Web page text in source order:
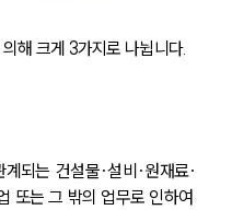
해 크게 3가지로 나뉩니다.
되는 건설물·설비·원재료·
또는 그 밖의 업무로 인하여